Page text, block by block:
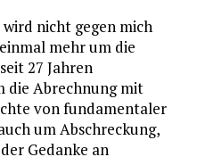
wird nicht gegen mich
mehr um die
27 Jahren
die Abrechnung mit
von fundamentaler
um Abschreckung,
Gedanke an